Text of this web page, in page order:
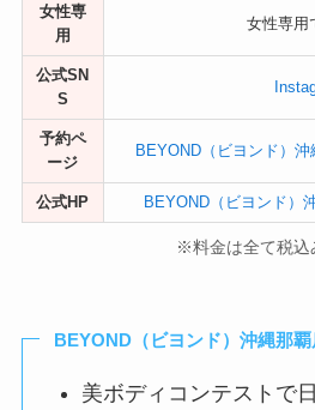
女性専
用
女性専用
公式SN
S
予約ペ
ージ
BEYOND（ビヨンド）
公式HP BEYOND（ビヨンド）
※料金は全て税込
BEYOND（ビヨンド）沖縄那
美ボディコンテストで